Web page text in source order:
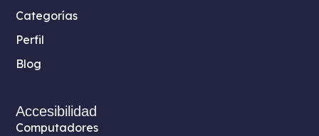
Categorías
Perfil
Blog
Accesibilidad
Computadores